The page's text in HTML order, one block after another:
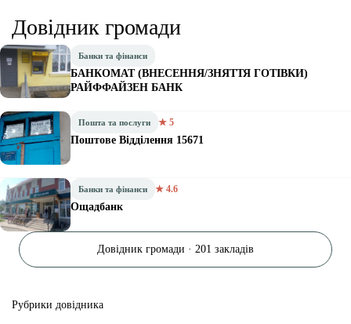
Довідник громади
Банки та фінанси
БАНКОМАТ (ВНЕСЕННЯ/ЗНЯТТЯ ГОТІВКИ)
РАЙФФАЙЗЕН БАНК
Пошта та послуги ★ 5
Поштове Відділення 15671
Банки та фінанси ★ 4.6
Ощадбанк
Довідник громади · 201 закладів
Рубрики довідника